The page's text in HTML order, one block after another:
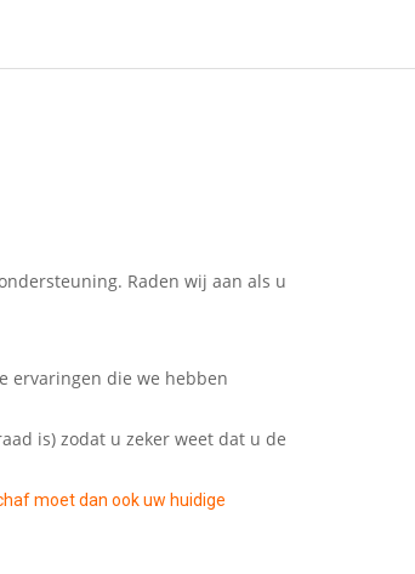
Raden wij aan als u
ervaringen die we hebben
is) zodat u zeker weet dat u de
moet dan ook uw huidige